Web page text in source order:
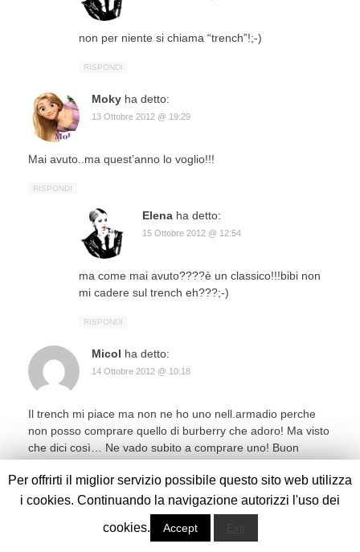
non per niente si chiama “trench”!;-)
RISPONDI
Moky ha detto:
13 Ottobre 2012 @ 19:29
Mai avuto..ma quest’anno lo voglio!!!
RISPONDI
Elena ha detto:
15 Ottobre 2012 @ 12:54
ma come mai avuto????è un classico!!!bibi non
mi cadere sul trench eh???;-)
RISPONDI
Micol ha detto:
14 Ottobre 2012 @ 10:18
Il trench mi piace ma non ne ho uno nell.armadio perche
non posso comprare quello di burberry che adoro! Ma visto
che dici così… Ne vado subito a comprare uno! Buon
giorno del sole… Un bacio!
RISPONDI
Per offrirti il miglior servizio possibile questo sito web utilizza
i cookies. Continuando la navigazione autorizzi l'uso dei
cookies.
Accept